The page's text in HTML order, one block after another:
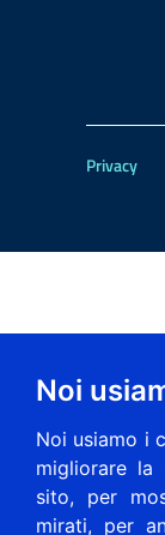
Noi
Noi usiamo i
migliorare la
sito, per
mirati, per
Privacy